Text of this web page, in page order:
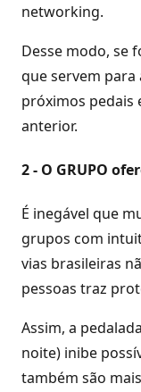
networking.
Desse modo, se
que servem para
próximos pedais
anterior.
2 - O GRUPO
É inegável que
grupos com
vias brasileiras
pessoas traz
Assim, a
noite) inibe
também são